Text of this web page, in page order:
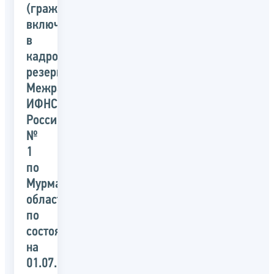
(гражданах),
включенных
в
кадровый
резерв
Межрайонной
ИФНС
России
№
1
по
Мурманской
области
по
состоянию
на
01.07.2019